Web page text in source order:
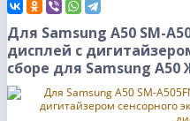
Для Samsung A50 SM-
дисплей с
сборе для Samsung